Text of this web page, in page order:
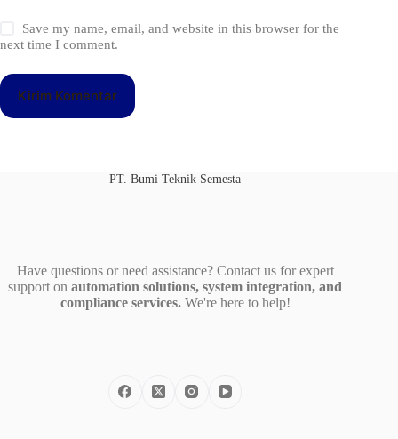
Save my name, email, and website in this browser for the
next time I comment.
Kirim Komentar
PT. Bumi Teknik Semesta
Have questions or need assistance? Contact us for expert
support onautomation solutions, system integration, and
compliance services.We're here to help!